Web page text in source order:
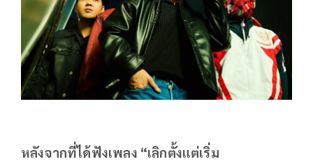
หลังจากที่ได้ฟังเพลง “เลิกตั้งแต่เริ่ม